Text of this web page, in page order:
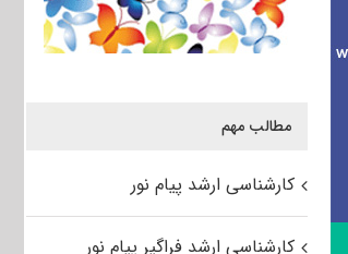
مطالب مهم
کارشناسی ارشد پیام نور
کارشناسی ارشد فراگیر پیام نور